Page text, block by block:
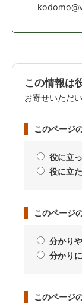
この情報は
お寄せいただ
このページ
役に立
役に立
このページ
分かり
分かり
このページ